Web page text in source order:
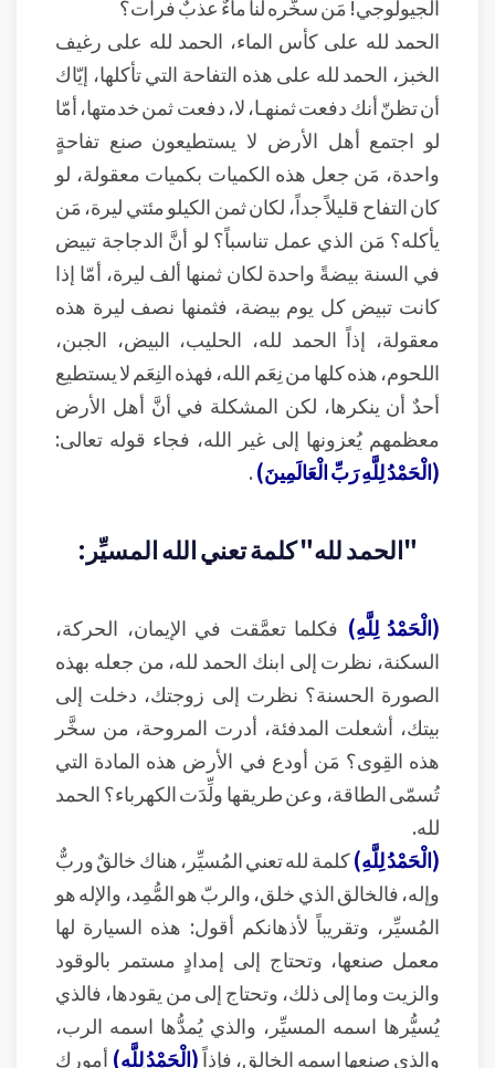
الجيولوجي! مَن سخَّره لنا ماءٌ عذبٌ فرات؟
الحمد لله على كأس الماء، الحمد لله على رغيف
الخبز، الحمد لله على هذه التفاحة التي تأكلها، إيّاك
أن تظنّ أنك دفعت ثمنهـا، لا، دفعت ثمن خدمتها، أمّا
لو اجتمع أهل الأرض لا يستطيعون صنع تفاحةٍ
واحدة، مَن جعل هذه الكميات بكميات معقولة، لو
كان التفاح قليلاً جداً، لكان ثمن الكيلو مئتي ليرة، مَن
يأكله؟ مَن الذي عمل تناسباً؟ لو أنَّ الدجاجة تبيض
في السنة بيضةً واحدة لكان ثمنها ألف ليرة، أمّا إذا
كانت تبيض كل يوم بيضة، فثمنها نصف ليرة هذه
معقولة، إذاً الحمد لله، الحليب، البيض، الجبن،
اللحوم، هذه كلها من نِعَم الله، فهذه النِعَم لا يستطيع
أحدٌ أن ينكرها، لكن المشكلة في أنَّ أهل الأرض
معظمهم يُعزونها إلى غير الله، فجاء قوله تعالى:
(الْحَمْدُ لِلَّهِ رَبِّ الْعَالَمِينَ).
"الحمد لله" كلمة تعني الله المسيِّر:
(الْحَمْدُ لِلَّهِ) فكلما تعمَّقت في الإيمان، الحركة،
السكنة، نظرت إلى ابنك الحمد لله، من جعله بهذه
الصورة الحسنة؟ نظرت إلى زوجتك، دخلت إلى
بيتك، أشعلت المدفئة، أدرت المروحة، من سخَّر
هذه القِوى؟ مَن أودع في الأرض هذه المادة التي
تُسمّى الطاقة، وعن طريقها ولِّدَت الكهرباء؟ الحمد
لله.
(الْحَمْدُ لِلَّهِ)كلمة لله تعني المُسيِّر، هناك خالقٌ وربٌّ
وإله، فالخالق الذي خلق، والربّ هو المُّمِد، والإله هو
المُسيِّر، وتقريباً لأذهانكم أقول: هذه السيارة لها
معمل صنعها، وتحتاج إلى إمدادٍ مستمر بالوقود
والزيت وما إلى ذلك، وتحتاج إلى من يقودها، فالذي
يُسيُّرها اسمه المسيِّر، والذي يُمدُّها اسمه الرب،
والذي صنعها اسمه الخالق، فإذاً(الْحَمْدُ لِلَّهِ) أمورك